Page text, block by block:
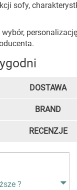
sofy,
DOSTAWA
BRAND
RECENZJE
?